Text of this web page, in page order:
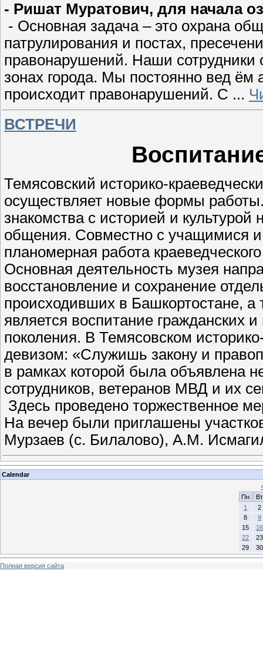
- Ришат Муратович, для начала
- Основная задача – это охрана
патрулирования и постах,
правонарушений. Наши сотрудники
зонах города. Мы постоянно вед ём
происходит правонарушений. С ...
ВСТРЕЧИ
Темясовский историко-
осуществляет новые формы
знакомства с историей и
общения. Совместно с учащимися
планомерная работа
Основная деятельность музея
восстановление и сохранение
происходивших в Башкортостане,
является воспитание гражданских
поколения. В Темясовском
девизом: «Служишь закону и
в рамках которой была объявлена
сотрудников, ветеранов МВД и их
Здесь проведено торжественное
На вечер были приглашены
Мурзаев (с. Билалово), А.М.
Calendar
Пн
Вт
1
2
8
9
15
16
22
23
29
30
Полная версия сайта